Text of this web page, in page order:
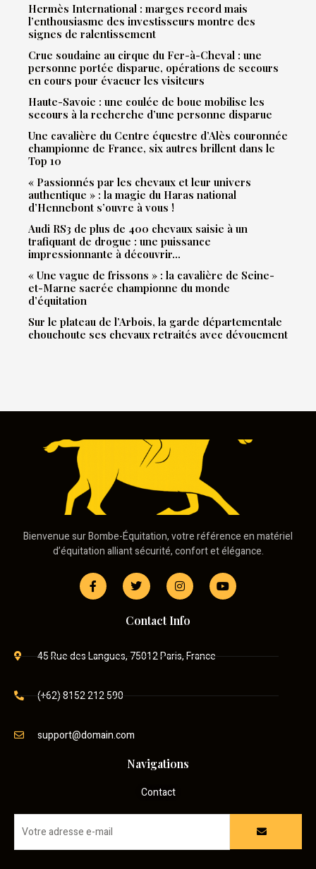
Hermès International : marges record mais
l’enthousiasme des investisseurs montre des
signes de ralentissement
Crue soudaine au cirque du Fer-à-Cheval : une
personne portée disparue, opérations de secours
en cours pour évacuer les visiteurs
Haute-Savoie : une coulée de boue mobilise les
secours à la recherche d’une personne disparue
Une cavalière du Centre équestre d’Alès couronnée
championne de France, six autres brillent dans le
Top 10
« Passionnés par les chevaux et leur univers
authentique » : la magie du Haras national
d’Hennebont s’ouvre à vous !
Audi RS3 de plus de 400 chevaux saisie à un
trafiquant de drogue : une puissance
impressionnante à découvrir…
« Une vague de frissons » : la cavalière de Seine-
et-Marne sacrée championne du monde
d’équitation
Sur le plateau de l’Arbois, la garde départementale
chouchoute ses chevaux retraités avec dévouement
Bienvenue sur Bombe-Équitation, votre référence en matériel
d’équitation alliant sécurité, confort et élégance.
Contact Info
45 Rue des Langues, 75012 Paris, France
(+62) 8152 212 590
support@domain.com
Navigations
Contact